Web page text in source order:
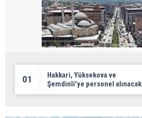
01
Hakkari, Yüksekova ve
Şemdinli'ye personel alınacak